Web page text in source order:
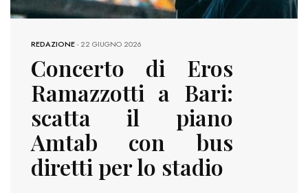
REDAZIONE-22 GIUGNO 2026
Concerto di Eros
Ramazzotti a Bari:
scatta il piano
Amtab con bus
diretti per lo stadio